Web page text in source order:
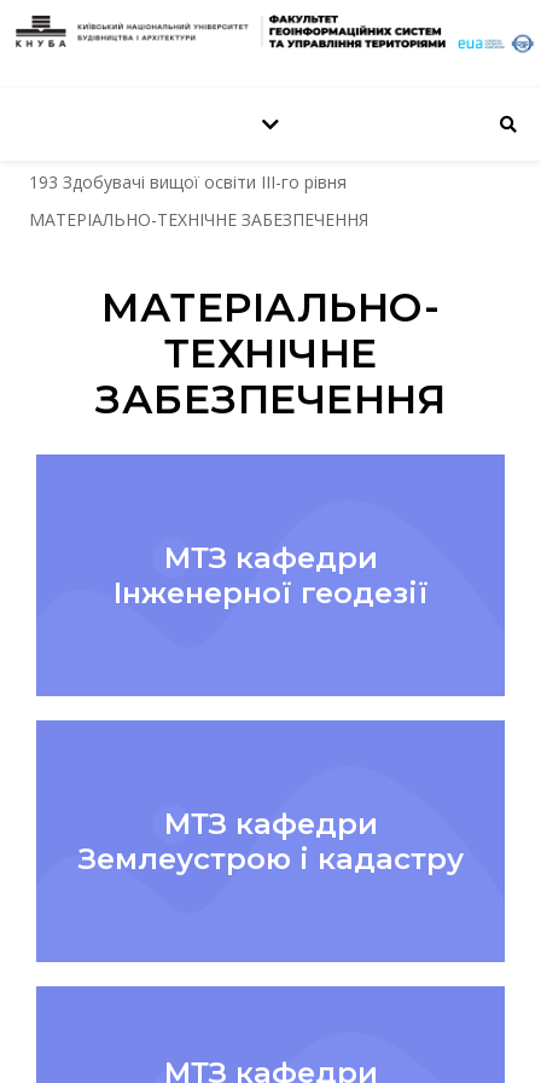
193 Здобувачі вищої освіти III-го рівня
МАТЕРІАЛЬНО-ТЕХНІЧНЕ ЗАБЕЗПЕЧЕННЯ
МАТЕРІАЛЬНО-
ТЕХНІЧНЕ
ЗАБЕЗПЕЧЕННЯ
МТЗ кафедри
Інженерної геодезії
МТЗ кафедри
Землеустрою і кадастру
МТЗ кафедри